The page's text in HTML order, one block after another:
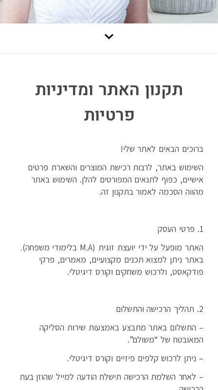
תקנון האתר ומדיניות
פרטיות
ברוכים הבאים לאתר שלי!
השימוש באתר, לרבות רכישת המוצרים והשארת פרטים
אישיים, כפוף לתנאים המפורטים להלן. השימוש באתר
מהווה הסכמה לאמור בתקנון זה.
1. פרטי העסק
האתר מופעל על ידי יועצת זוגית (M.A בלימודי משפחה).
באתר ניתן למצוא תכנים מקצועיים, מאמרים, פרקי
פודקאסט, ולרכוש משחקים וקורס דיגיטלי.
2. תהליך הרכישה והתשלום
– התשלום באתר מתבצע באמצעות שירות הסליקה
המאובטח של “משולם”.
– ניתן לרכוש קלפים פיזיים וקורס דיגיטלי.
– לאחר השלמת הרכישה תישלח הודעה למייל שהוזן בעת